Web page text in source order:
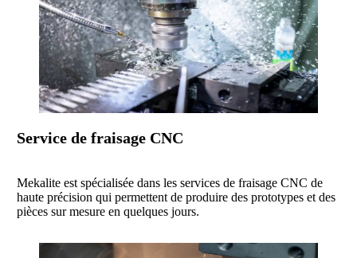
Service de fraisage CNC
Mekalite est spécialisée dans les services de fraisage CNC de
haute précision qui permettent de produire des prototypes et des
pièces sur mesure en quelques jours.